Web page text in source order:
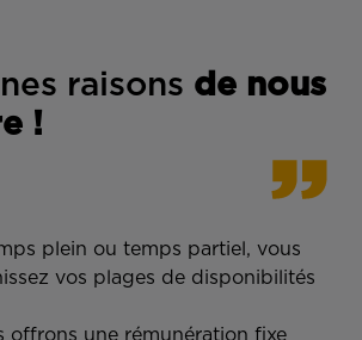
raisons de nous
!
plein ou temps partiel, vous
vos plages de disponibilités
offrons une rémunération fixe